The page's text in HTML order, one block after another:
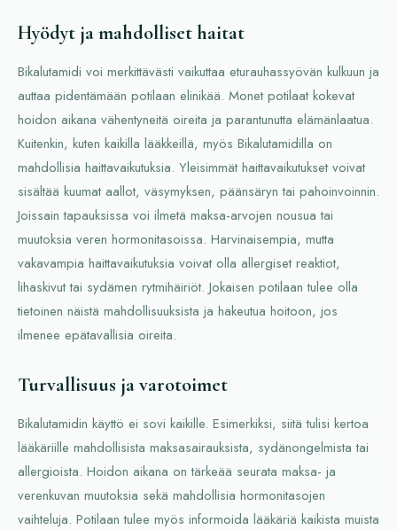
Hyödyt ja mahdolliset haitat
Bikalutamidi voi merkittävästi vaikuttaa eturauhassyövän kulkuun ja
auttaa pidentämään potilaan elinikää. Monet potilaat kokevat
hoidon aikana vähentyneitä oireita ja parantunutta elämänlaatua.
Kuitenkin, kuten kaikilla lääkkeillä, myös Bikalutamidilla on
mahdollisia haittavaikutuksia. Yleisimmät haittavaikutukset voivat
sisältää kuumat aallot, väsymyksen, päänsäryn tai pahoinvoinnin.
Joissain tapauksissa voi ilmetä maksa-arvojen nousua tai
muutoksia veren hormonitasoissa. Harvinaisempia, mutta
vakavampia haittavaikutuksia voivat olla allergiset reaktiot,
lihaskivut tai sydämen rytmihäiriöt. Jokaisen potilaan tulee olla
tietoinen näistä mahdollisuuksista ja hakeutua hoitoon, jos
ilmenee epätavallisia oireita.
Turvallisuus ja varotoimet
Bikalutamidin käyttö ei sovi kaikille. Esimerkiksi, siitä tulisi kertoa
lääkäriille mahdollisista maksasairauksista, sydänongelmista tai
allergioista. Hoidon aikana on tärkeää seurata maksa- ja
verenkuvan muutoksia sekä mahdollisia hormonitasojen
vaihteluja. Potilaan tulee myös informoida lääkäriä kaikista muista